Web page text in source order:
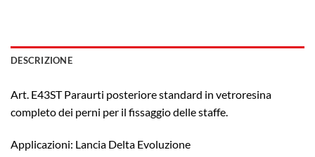
DESCRIZIONE
Art. E43ST Paraurti posteriore standard in vetroresina
completo dei perni per il fissaggio delle staffe.
Applicazioni: Lancia Delta Evoluzione